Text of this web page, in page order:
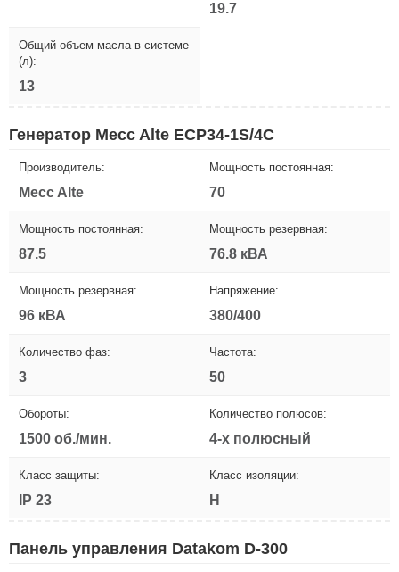
19.7
Общий объем масла в системе
(л):
13
Генератор Mecc Alte ECP34-1S/4C
Производитель:
Mecc Alte
Мощность постоянная:
70
Мощность постоянная:
87.5
Мощность резервная:
76.8 кВА
Мощность резервная:
96 кВА
Напряжение:
380/400
Количество фаз:
3
Частота:
50
Обороты:
1500 об./мин.
Количество полюсов:
4-х полюсный
Класс защиты:
IP 23
Класс изоляции:
H
Панель управления Datakom D-300